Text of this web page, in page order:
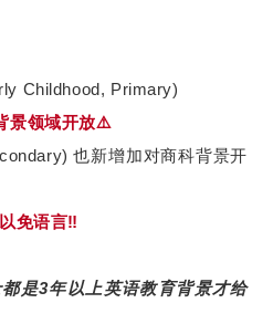
Childhood, Primary)
景领域开放⚠️
也新增加对商科背景开
免语言‼️
是3年以上英语教育背景才给